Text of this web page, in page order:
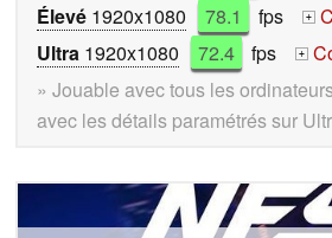
Élevé 1920x1080 78.1 fps +
Ultra 1920x1080 72.4 fps +
» Jouable avec tous les
avec les détails paramétrés sur